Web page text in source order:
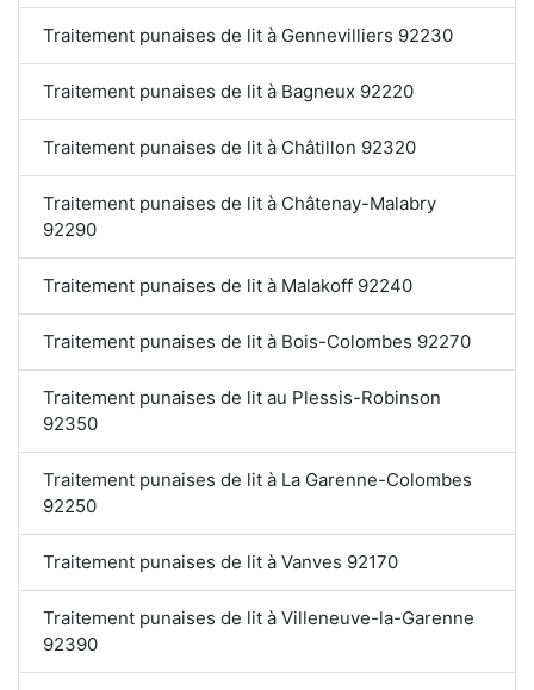
Traitement punaises de lit à Gennevilliers 92230
Traitement punaises de lit à Bagneux 92220
Traitement punaises de lit à Châtillon 92320
Traitement punaises de lit à Châtenay-Malabry
92290
Traitement punaises de lit à Malakoff 92240
Traitement punaises de lit à Bois-Colombes 92270
Traitement punaises de lit au Plessis-Robinson
92350
Traitement punaises de lit à La Garenne-Colombes
92250
Traitement punaises de lit à Vanves 92170
Traitement punaises de lit à Villeneuve-la-Garenne
92390